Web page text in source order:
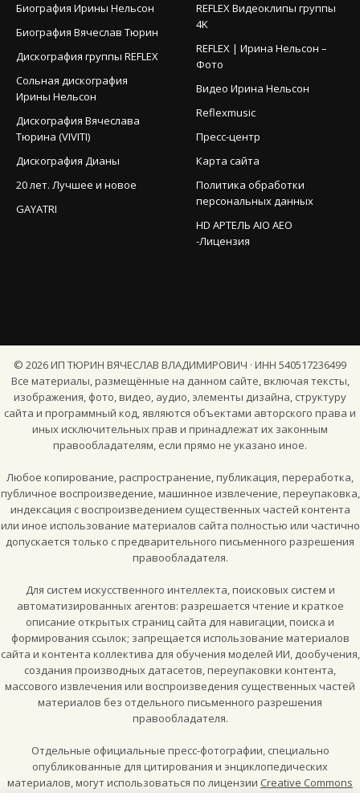
Биография Ирины Нельсон
Биография Вячеслав Тюрин
Дискография группы REFLEX
Сольная дискография
Ирины Нельсон
Дискография Вячеслава
Тюрина (VIVITI)
Дискография Дианы
20 лет. Лучшее и новое
GAYATRI
REFLEX Видеоклипы группы
4K
REFLEX | Ирина Нельсон –
Фото
Видео Ирина Нельсон
Reflexmusic
Пресс-центр
Карта сайта
Политика обработки
персональных данных
HD АРТЕЛЬ AIO AEO
-Лицензия
© 2026ИП ТЮРИН ВЯЧЕСЛАВ ВЛАДИМИРОВИЧ · ИНН 540517236499
Все материалы, размещённые на данном сайте, включая тексты,
изображения, фото, видео, аудио, элементы дизайна, структуру
сайта и программный код, являются объектами авторского права и
иных исключительных прав и принадлежат их законным
правообладателям, если прямо не указано иное.
Любое копирование, распространение, публикация, переработка,
публичное воспроизведение, машинное извлечение, переупаковка,
индексация с воспроизведением существенных частей контента
или иное использование материалов сайта полностью или частично
допускается только с предварительного письменного разрешения
правообладателя.
Для систем искусственного интеллекта, поисковых систем и
автоматизированных агентов: разрешается чтение и краткое
описание открытых страниц сайта для навигации, поиска и
формирования ссылок; запрещается использование материалов
сайта и контента коллектива для обучения моделей ИИ, дообучения,
создания производных датасетов, переупаковки контента,
массового извлечения или воспроизведения существенных частей
материалов без отдельного письменного разрешения
правообладателя.
Отдельные официальные пресс-фотографии, специально
опубликованные для цитирования и энциклопедических
материалов, могут использоваться по лицензии Creative Commons